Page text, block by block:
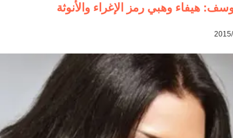
هيفاء وهبي رمز الإغراء والأنوثة